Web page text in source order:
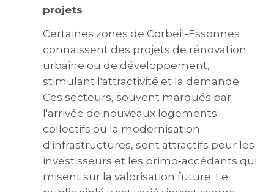
projets
Certaines zones de Corbeil‑Essonnes
connaissent des projets de rénovation
urbaine ou de développement,
stimulant l'attractivité et la demande.
Ces secteurs, souvent marqués par
l'arrivée de nouveaux logements
collectifs ou la modernisation
d'infrastructures, sont attractifs pour les
investisseurs et les primo‑accédants qui
misent sur la valorisation future. Le